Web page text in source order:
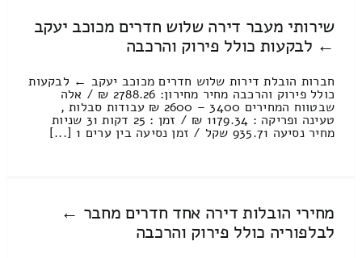
שירותי מעבר דירה שלוש חדרים מכוכב יעקב
← לבקעות כולל פירוק והרכבה
חברות הובלת דירות שלוש חדרים מכוכב יעקב ← לבקעות
כולל פירוק והרכבה מחיר מחירון: 2788.26 ₪ / אלה
שבטווח המחירים 3400 – 2600 ₪ עבודות סבלות ,
טעינה ופריקה : 1179.34 ₪ / זמן : 25 דקות 31 שניות
מחיר נסיעה 935.71 שקל / זמן נסיעה בין ערים 1 [...]
מחירי הובלות דירה אחד חדרים מחבר ←
לבלפוריה כולל פירוק והרכבה